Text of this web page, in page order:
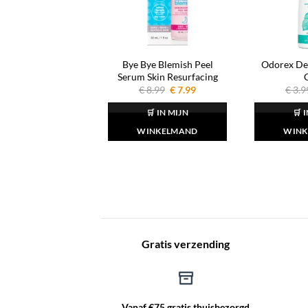
Bye Bye Blemish Peel
Serum Skin Resurfacing
€8.99 Oorspronkelijke
was:
€ 8.99.
€7.99Huidige
🛒 IN MIJN
WINKELMAND
Odorex
€
🛒
Gratis verzending